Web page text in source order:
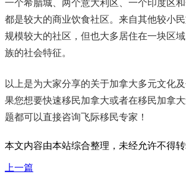
一个希腊城、两个意大利区、一个印度区
都是较大的商业饮食社区。来自其他较小
规模较大的社区，但也大多居住在一块区
族的社会特征。
以上是为大家分享的关于加拿大多元文化
果您想要快速移民加拿大或者在移民加拿
题都可以直接咨询飞际移民专家！
本文内容由本站综合整理，未经允许不得转
上一篇